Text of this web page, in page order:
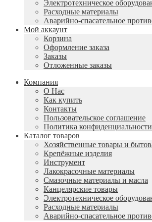
Электротехническое
Расходные материалы
Аварийно-спасательное
Мой аккаунт
Корзина
Оформление заказа
Заказы
Отложенные заказы
Компания
О Нас
Как купить
Контакты
Пользовательское соглашение
Политика конфиденциальности
Каталог товаров
Хозяйственные товары и
Крепёжные изделия
Инструмент
Лакокрасочные материалы
Смазочные материалы и масла
Канцелярские товары
Электротехническое
Расходные материалы
Аварийно-спасательное